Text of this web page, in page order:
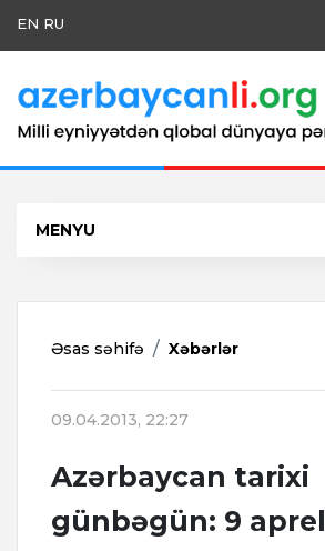
EN RU
MENYU
Əsas səhifə Xəbərlər
09.04.2013, 22:27
Azərbaycan tarixi
günbəgün: 9 aprel